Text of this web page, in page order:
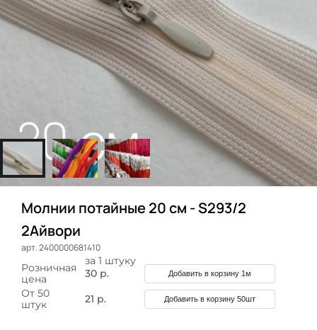
Молнии потайные 20 см - S293/2
2Айвори
арт. 2400000681410
за 1 штуку
Розничная
цена
30 р. Добавить в корзину 1м
От 50
штук
21 р. Добавить в корзину 50шт